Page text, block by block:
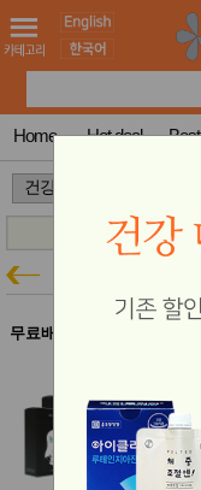
도 어린이
청소년
컬러링
북
한국학
습지
미국학
고
국 송
꽃배송
건 홍삼전
조제품
기능성
건강식
품
MissyShop
Login
Home Hot deal Best
무료배송